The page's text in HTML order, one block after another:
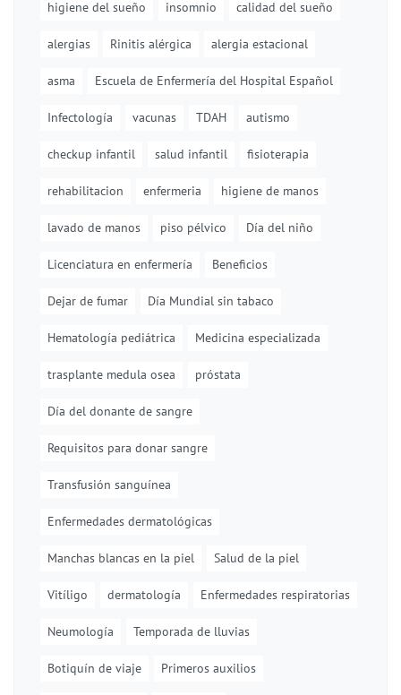
higiene del sueño insomnio calidad del sueño
alergias Rinitis alérgica alergia estacional
asma Escuela de Enfermería del Hospital Español
Infectología vacunas TDAH autismo
checkup infantil salud infantil fisioterapia
rehabilitacion enfermeria higiene de manos
lavado de manos piso pélvico Día del niño
Licenciatura en enfermería Beneficios
Dejar de fumar Día Mundial sin tabaco
Hematología pediátrica Medicina especializada
trasplante medula osea próstata
Día del donante de sangre
Requisitos para donar sangre
Transfusión sanguínea
Enfermedades dermatológicas
Manchas blancas en la piel Salud de la piel
Vitíligo dermatología Enfermedades respiratorias
Neumología Temporada de lluvias
Botiquín de viaje Primeros auxilios